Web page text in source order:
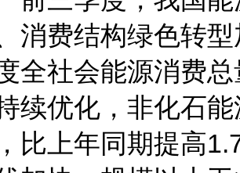
消费结构绿色转
全社会能源消费
续优化，非化石
比上年同期提高